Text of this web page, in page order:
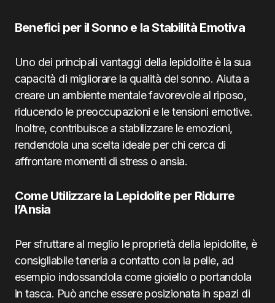
Benefici per il Sonno e la Stabilità Emotiva
Uno dei principali vantaggi della lepidolite è la sua
capacità di migliorare la qualità del sonno. Aiuta a
creare un ambiente mentale favorevole al riposo,
riducendo le preoccupazioni e le tensioni emotive.
Inoltre, contribuisce a stabilizzare le emozioni,
rendendola una scelta ideale per chi cerca di
affrontare momenti di stress o ansia.
Come Utilizzare la Lepidolite per Ridurre
l’Ansia
Per sfruttare al meglio le proprietà della lepidolite, è
consigliabile tenerla a contatto con la pelle, ad
esempio indossandola come gioiello o portandola
in tasca. Può anche essere posizionata in spazi di